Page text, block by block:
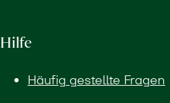
Hilfe
Häufig gestellte Fragen